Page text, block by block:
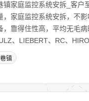
镇家庭监控系统安拆_客户
，家庭监控系统安拆，不
，靠得住性高，平均无毛
、LIEBERT、RC、
镇